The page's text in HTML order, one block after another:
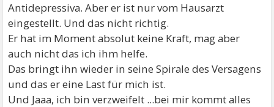
Antidepressiva. Aber er ist nur vom Hausarzt
eingestellt. Und das nicht richtig.
Er hat im Moment absolut keine Kraft, mag aber
auch nicht das ich ihm helfe.
Das bringt ihn wieder in seine Spirale des Versagens
und das er eine Last für mich ist.
Und Jaaa, ich bin verzweifelt ...bei mir kommt alles